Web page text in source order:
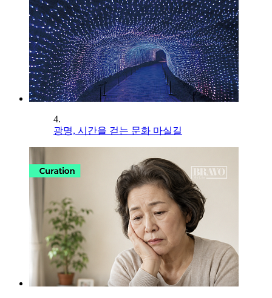
4.
광명, 시간을 걷는 문화 마실길